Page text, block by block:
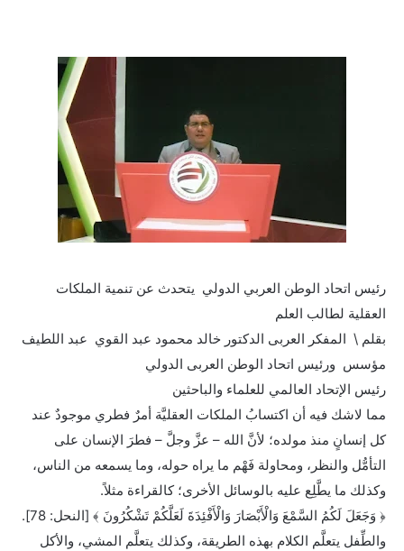
رئيس اتحاد الوطن العربي الدولي يتحدث عن تنمية الملكات
العقلية لطالب العلم
بقلم \ المفكر العربى الدكتور خالد محمود عبد القوي عبد اللطيف
مؤسس ورئيس اتحاد الوطن العربى الدولي
رئيس الإتحاد العالمي للعلماء والباحثين
مما لاشك فيه أن اكتسابُ الملكات العقليَّة أمرٌ فطري موجودٌ عند
كل إنسانٍ منذ مولده؛ لأنَّ الله – عزَّ وجلَّ – فطرَ الإنسان على
التأمُّل والنظر، ومحاولة فَهْم ما يراه حوله، وما يسمعه من الناس،
وكذلك ما يطَّلِع عليه بالوسائل الأخرى؛ كالقراءة مثلاً.
﴿ وَجَعَلَ لَكُمُ السَّمْعَ وَالْأَبْصَارَ وَالْأَفْئِدَةَ لَعَلَّكُمْ تَشْكُرُونَ ﴾ [النحل: 78].
والطِّفل يتعلَّم الكلام بهذه الطريقة، وكذلك يتعلَّم المشي، والأكل